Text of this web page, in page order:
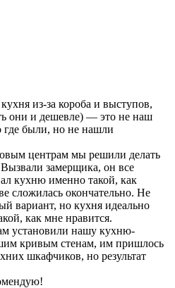
из-за короба и выступов,
они и дешевле) — это не наш
были, но не нашли
центрам мы решили делать
замерщика, он все
кухню именно такой, как
сложилась окончательно. Не
вариант, но кухня идеально
как мне нравится.
установили нашу кухню-
кривым стенам, им пришлось
шкафчиков, но результат